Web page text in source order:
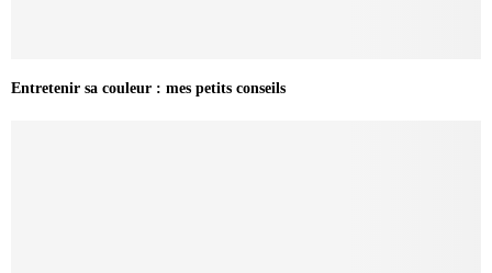
Entretenir sa couleur : mes petits conseils